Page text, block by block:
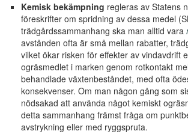
Kemisk bekämpning regleras av Statens
föreskrifter om spridning av dessa medel
trädgårdssammanhang ska man alltid vara
avstånden ofta är små mellan rabatter,
vilket ökar risken för effekter av vindavdrift
ogräsmedlet i marken genom rotkontakt
behandlade växtenbeståndet, med ofta
konsekvenser. Om man någon gång som
nödsakad att använda något kemiskt
detta sammanhang främst fråga om
avstrykning eller med ryggspruta.